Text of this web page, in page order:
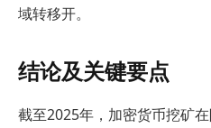
域转移开。
结论及关键要点
截至2025年，加密货币挖矿